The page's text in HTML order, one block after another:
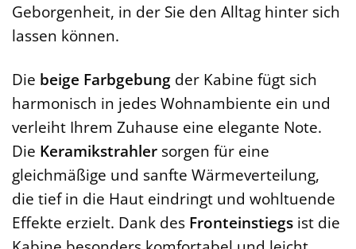
Geborgenheit, in der Sie den Alltag hinter sich
lassen können.
Die beige Farbgebung der Kabine fügt sich
harmonisch in jedes Wohnambiente ein und
verleiht Ihrem Zuhause eine elegante Note.
Die Keramikstrahler sorgen für eine
gleichmäßige und sanfte Wärmeverteilung,
die tief in die Haut eindringt und wohltuende
Effekte erzielt. Dank des Fronteinstiegs ist die